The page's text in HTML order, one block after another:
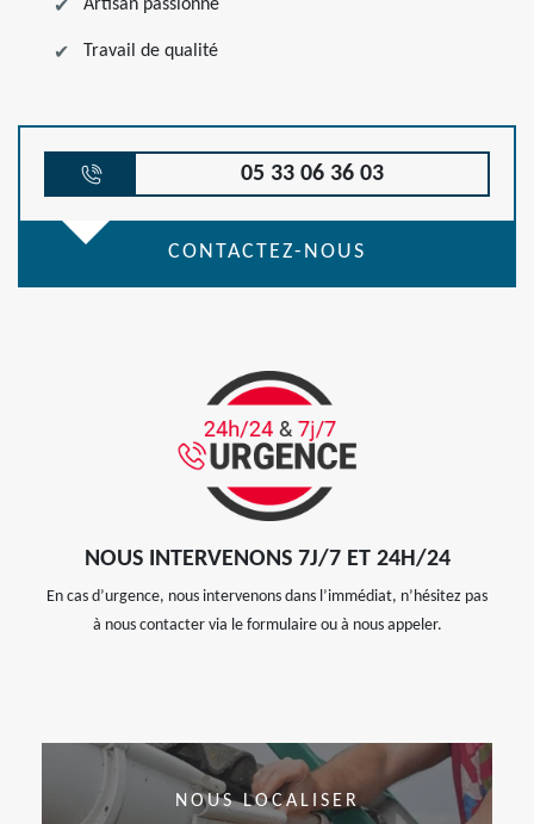
Artisan passionné
Travail de qualité
05 33 06 36 03
CONTACTEZ-NOUS
NOUS INTERVENONS 7J/7 ET 24H/24
En cas d’urgence, nous intervenons dans l’immédiat, n’hésitez pas
à nous contacter via le formulaire ou à nous appeler.
NOUS LOCALISER